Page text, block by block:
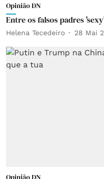
Opinião DN
Entre os falsos padres
Helena Tecedeiro 28 Mai
Opinião DN